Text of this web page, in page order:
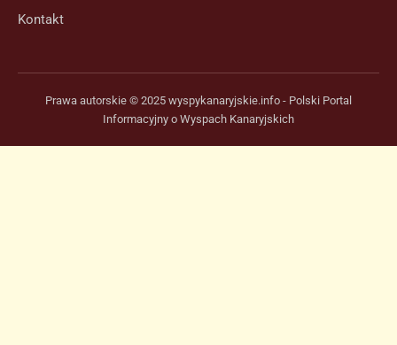
Kontakt
Prawa autorskie © 2025 wyspykanaryjskie.info - Polski Portal
Informacyjny o Wyspach Kanaryjskich